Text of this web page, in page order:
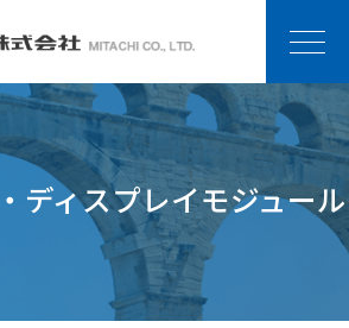
ディスプレイモジュール